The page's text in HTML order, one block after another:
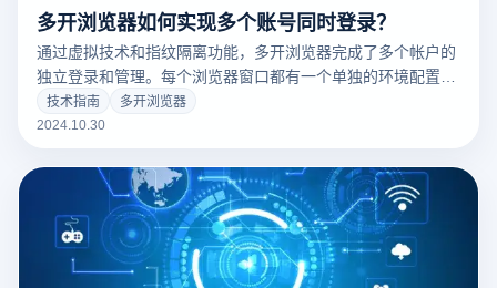
多开浏览器如何实现多个账号同时登录？
通过虚拟技术和指纹隔离功能，多开浏览器完成了多个帐户的
独立登录和管理。每个浏览器窗口都有一个单独的环境配置，
包括IP地址、浏览器指纹、缓存和cookie，以确保不同帐户之
间不会相互干扰，并防止关联风险。
技术指南
多开浏览器
2024.10.30